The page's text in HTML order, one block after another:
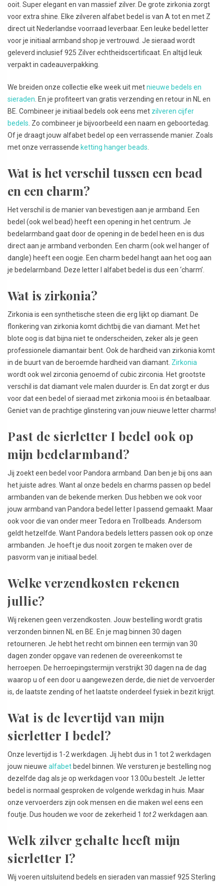
ooit. Super elegant en van massief zilver. De grote zirkonia zorgt
voor extra shine. Elke zilveren alfabet bedel is van A tot en met Z
direct uit Nederlandse voorraad leverbaar. Een leuke bedel letter
voor je initiaal armband shop je vertrouwd. Je sieraad wordt
geleverd inclusief 925 Zilver echtheidscertificaat. En altijd leuk
verpakt in cadeauverpakking.
We breiden onze collectie elke week uit metnieuwe bedels en
sieraden . En je profiteert van gratis verzending en retour in NL en
BE. Combineer je initiaal bedels ook eens met zilveren cijfer
bedels . Zo combineer je bijvoorbeeld een naam en geboortedag.
Of je draagt jouw alfabet bedel op een verrassende manier. Zoals
met onze verrassende ketting hanger beads
Wat is het verschil tussen een bead
en een charm?
Het verschil is de manier van bevestigen aan je armband. Een
bedel (ook wel bead) heeft een opening in het centrum. Je
bedelarmband gaat door de opening in de bedel heen en is dus
direct aan je armband verbonden. Een charm (ook wel hanger of
dangle) heeft een oogje. Een charm bedel hangt aan het oog aan
je bedelarmband. Deze letter I alfabet bedel is dus een ‘charm’.
Wat is zirkonia?
Zirkonia is een synthetische steen die erg lijkt op diamant. De
flonkering van zirkonia komt dichtbij die van diamant. Met het
blote oog is dat bijna niet te onderscheiden, zeker als je geen
professionele diamantair bent. Ook de hardheid van zirkonia komt
in de buurt van de beroemde hardheid van diamant. Zirkonia
wordt ook wel zirconia genoemd of cubic zirconia. Het grootste
verschil is dat diamant vele malen duurder is. En dat zorgt er dus
voor dat een bedel of sieraad met zirkonia mooi is én betaalbaar.
Geniet van de prachtige glinstering van jouw nieuwe letter charms!
Past de sierletter I bedel ook op
mijn bedelarmband?
Jij zoekt een bedel voor Pandora armband. Dan ben je bij ons aan
het juiste adres. Want al onze bedels en charms passen op bedel
armbanden van de bekende merken. Dus hebben we ook voor
jouw armband van Pandora bedel letter I passend gemaakt. Maar
ook voor die van onder meer Tedora en Trollbeads. Andersom
geldt hetzelfde. Want Pandora bedels letters passen ook op onze
armbanden. Je hoeft je dus nooit zorgen te maken over de
pasvorm van je initiaal bedel.
Welke verzendkosten rekenen
jullie?
Wij rekenen geen verzendkosten. Jouw bestelling wordt gratis
verzonden binnen NL en BE. En je mag binnen 30 dagen
retourneren. Je hebt het recht om binnen een termijn van 30
dagen zonder opgave van redenen de overeenkomst te
herroepen. De herroepingstermijn verstrijkt 30 dagen na de dag
waarop u of een door u aangewezen derde, die niet de vervoerder
is, de laatste zending of het laatste onderdeel fysiek in bezit krijgt.
Wat is de levertijd van mijn
sierletter I bedel?
Onze levertijd is 1-2 werkdagen. Jij hebt dus in 1 tot 2 werkdagen
jouw nieuwe alfabet bedel binnen. We versturen je bestelling nog
dezelfde dag als je op werkdagen voor 13.00u bestelt. Je letter
bedel is normaal gesproken de volgende werkdag in huis. Maar
onze vervoerders zijn ook mensen en die maken wel eens een
foutje. Dus houden we voor de zekerheid 1 tot 2werkdagen aan.
Welk zilver gehalte heeft mijn
sierletter I?
Wij voeren uitsluitend bedels en sieraden van massief 925 Sterling